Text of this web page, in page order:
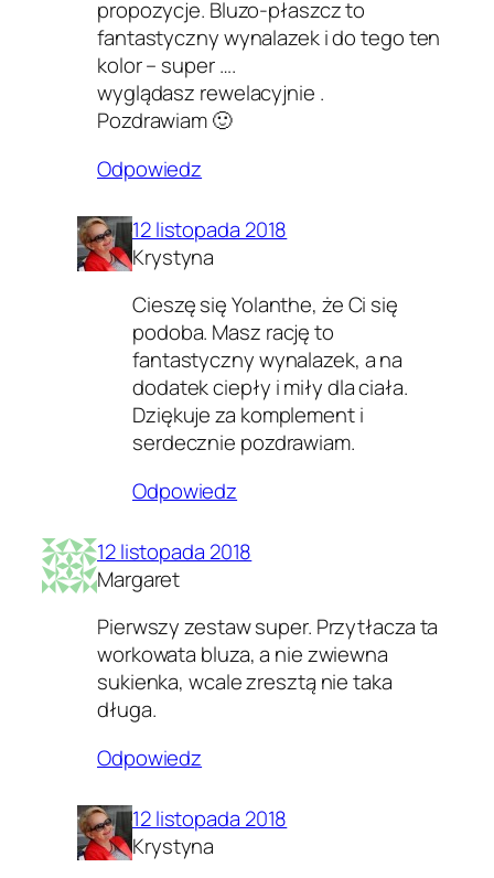
propozycje. Bluzo-płaszcz to
fantastyczny wynalazek i do tego ten
kolor – super ….
wyglądasz rewelacyjnie .
Pozdrawiam 🙂
Odpowiedz
12 listopada 2018
Krystyna
Cieszę się Yolanthe, że Ci się
podoba. Masz rację to
fantastyczny wynalazek, a na
dodatek ciepły i miły dla ciała.
Dziękuje za komplement i
serdecznie pozdrawiam.
Odpowiedz
12 listopada 2018
Margaret
Pierwszy zestaw super. Przytłacza ta
workowata bluza, a nie zwiewna
sukienka, wcale zresztą nie taka
długa.
Odpowiedz
12 listopada 2018
Krystyna